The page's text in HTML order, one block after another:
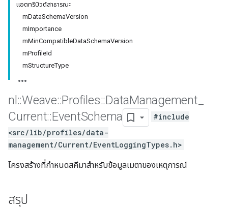
แอตทริบิวต์สาธารณะ
mDataSchemaVersion
mImportance
mMinCompatibleDataSchemaVersion
mProfileId
mStructureType
nl ::Weave::Profiles::DataManagement
Current::EventSchema
#include
<src/lib/profiles/data-
management/Current/EventLoggingTypes.h>
โครงสร้างที่กำหนดสคีมาสำหรับข้อมูลเมตาของเหตุการณ์
สรุป